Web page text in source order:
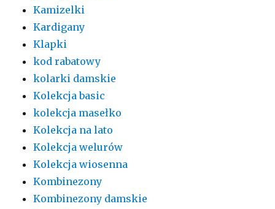
Kamizelki
Kardigany
Klapki
kod rabatowy
kolarki damskie
Kolekcja basic
kolekcja masełko
Kolekcja na lato
Kolekcja welurów
Kolekcja wiosenna
Kombinezony
Kombinezony damskie